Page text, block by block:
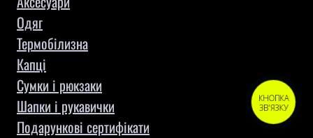
Одяг
Термобілизна
Капці
Сумки і рюкзаки
Шапки і рукавички
Подарункові сертифікати
КНОПКА
ЗВ'ЯЗКУ